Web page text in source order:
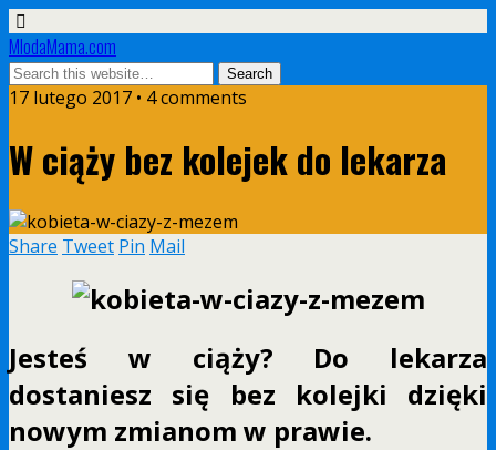
MlodaMama.com
17 lutego 2017 • 4 comments
W ciąży bez kolejek do lekarza
Share Tweet Pin Mail
Jesteś w ciąży? Do lekarza
dostaniesz się bez kolejki dzięki
nowym zmianom w prawie.